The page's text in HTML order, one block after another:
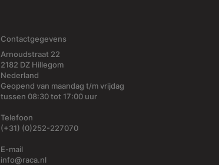
Contactgegevens
Arnoudstraat 22
2182 DZ Hillegom
Nederland
Geopend van maandag t/m vrijdag
tussen 08:30 tot 17:00 uur
Telefoon
(+31) (0)252-227070
E-mail
info@raca.nl